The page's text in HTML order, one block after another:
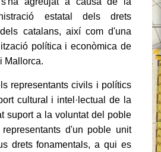
estatal dels drets
catalans, així com d'una
política i econòmica de
Mallorca.
representants civils i polítics
cultural i intel·lectual de la
suport a la voluntat del poble
d'un poble unit
drets fonamentals, a qui es